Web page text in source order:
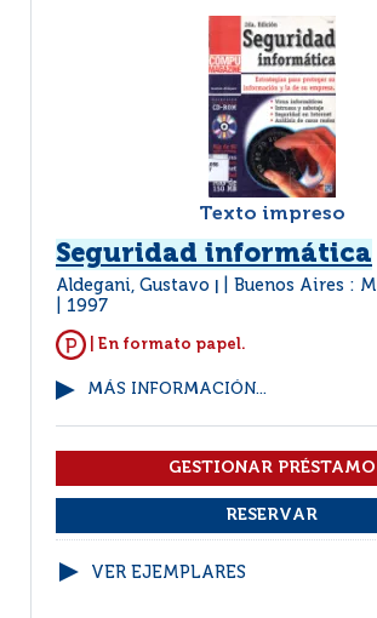
Texto impreso
Seguridad informática
Aldegani, Gustavo Buenos Aires :
1997
| En formato papel.
MÁS INFORMACIÓN...
VER EJEMPLARES